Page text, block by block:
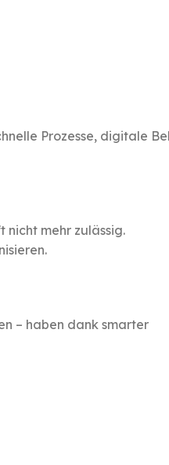
Prozesse, digitale
nicht mehr zulässig.
– haben dank smarter